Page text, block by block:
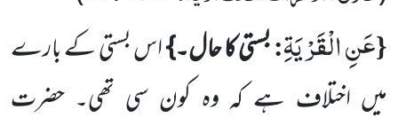
{عَنِ الْقَرْیَةِ:بستی کا حال۔}اس بستی کے بارے
میں اختلاف ہے کہ وہ کون سی تھی۔ حضرت